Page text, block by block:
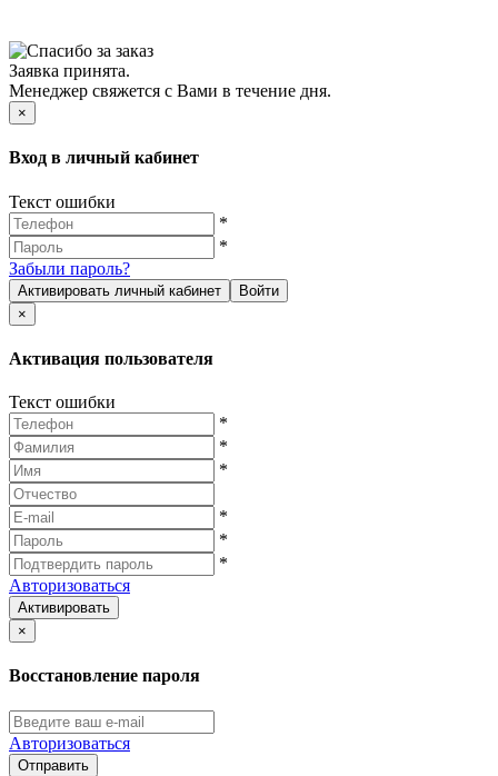
Заявка принята.
Менеджер свяжется с Вами в течение дня.
×
Вход в личный кабинет
Текст ошибки
*
*
Забыли пароль?
Активировать личный кабинет
Войти
×
Активация пользователя
Текст ошибки
*
*
*
*
*
*
Авторизоваться
Активировать
×
Восстановление пароля
Авторизоваться
Отправить